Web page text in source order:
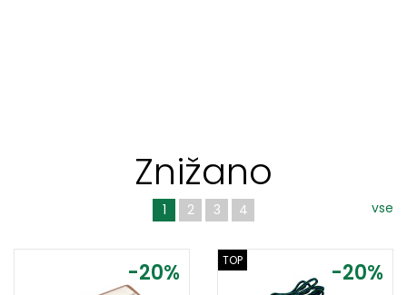
Znižano
vse
1 2 3 4
-20% -20%
TOP